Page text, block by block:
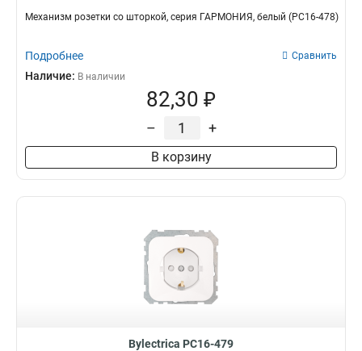
Механизм розетки со шторкой, серия ГАРМОНИЯ, белый (РС16-478)
Подробнее Сравнить
Наличие: В наличии
82,30 ₽
– +
В корзину
Bylectrica РС16-479